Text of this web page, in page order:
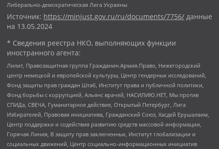
Либерально-демократическая Лига Украины
Источник: https://minjust.gov.ru/ru/documents/7756/ данные
на 13.05.2024
* Сведения реестра НКО, выполняющих функции
иностранного агента:
Лилит, Правозащитная группа Гражданин.Армия.Право, Нижегородский
центр немецкой и европейской культуры, Центр гендерных исследований,
Фонд защиты прав граждан Штаб, Институт права и публичной политики,
Фонд борьбы с коррупцией, Альянс врачей, НАСИЛИЮ.НЕТ, Мы против
СПИДа, СВЕЧА, Гуманитарное действие, Открытый Петербург, Лига
Избирателей, Правовая инициатива, Гражданский Союз, Хасдей Ерушалаим,
Центр поддержки и содействия развитию средств массовой информации,
Горячая Линия, В защиту прав заключенных, Институт глобализации и
социальных движений, Центр социально-информационных инициатив